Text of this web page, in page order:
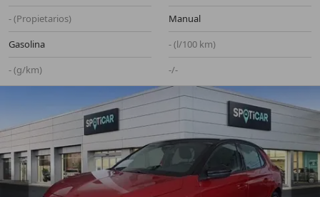
- (Propietarios)
Manual
Gasolina
- (l/100 km)
- (g/km)
-/-